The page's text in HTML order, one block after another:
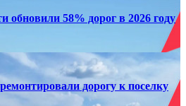
обновили 58% дорог в 2026 году
дорогу к поселку